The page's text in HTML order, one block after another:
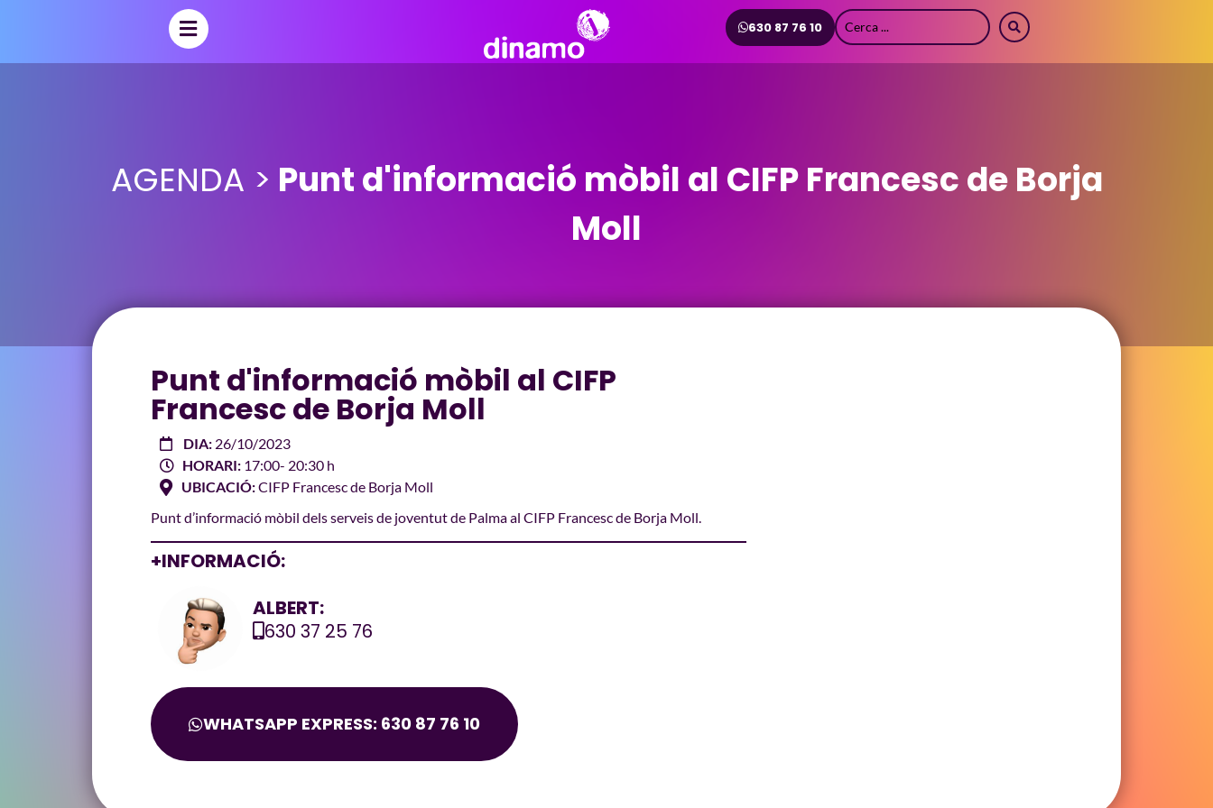
630 87 76 10
AGENDA > Punt d'informació mòbil al CIFP Francesc de Borja
Moll
Punt d'informació mòbil al CIFP
Francesc de Borja Moll
DIA: 26/10/2023
HORARI: 17:00- 20:30 h
UBICACIÓ:CIFP Francesc de Borja Moll
Punt d’informació mòbil dels serveis de joventut de Palma al CIFP Francesc de Borja Moll.
+INFORMACIÓ:
ALBERT:
630 37 25 76
WHATSAPP EXPRESS: 630 87 76 10